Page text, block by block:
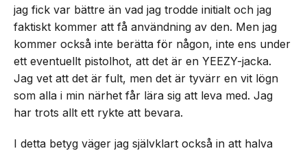
jag fick var bättre än vad jag trodde initialt och jag
faktiskt kommer att få användning av den. Men jag
kommer också inte berätta för någon, inte ens under
ett eventuellt pistolhot, att det är en YEEZY-jacka.
Jag vet att det är fult, men det är tyvärr en vit lögn
som alla i min närhet får lära sig att leva med. Jag
har trots allt ett rykte att bevara.
I detta betyg väger jag självklart också in att halva